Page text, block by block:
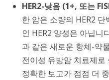
HER2-낮음 (1+, 또는
한 암은 소량의 HER2
인 HER2 양성은 아닙니
과 같은 새로운 항체-약
전이성 유방암 치료제
정확한 보고가 점점 더